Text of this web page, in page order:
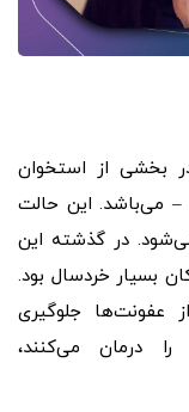
بخشی از استخوان
می‌باشد. این حالت
در گذشته این
بسیار خردسال بود.
عفونت‌ها جلوگیری
درمان می‌کنند،